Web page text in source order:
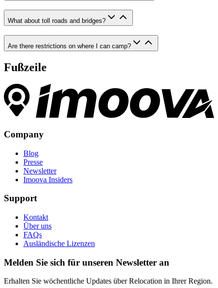
What about toll roads and bridges?
Are there restrictions on where I can camp?
Fußzeile
Company
Blog
Presse
Newsletter
Imoova Insiders
Support
Kontakt
Über uns
FAQs
Ausländische Lizenzen
Melden Sie sich für unseren Newsletter an
Erhalten Sie wöchentliche Updates über Relocation in Ihrer Region.